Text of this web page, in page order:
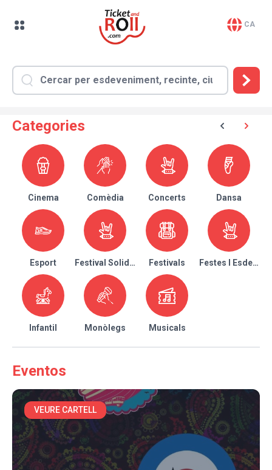
CA
Categories
Cinema Comèdia Concerts Dansa
Esport Festival Solidari Festivals Festes I
Infantil Monòlegs Musicals
Eventos
VEURE CARTELL